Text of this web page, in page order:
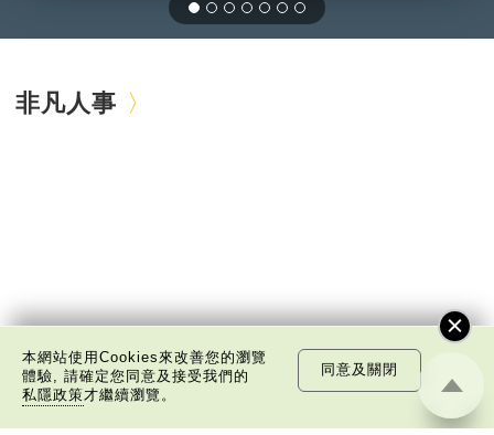
非凡人事
本網站使用Cookies來改善您的瀏覽
體驗, 請確定您同意及接受我們的
私隱政策才繼續瀏覽。
同意及關閉